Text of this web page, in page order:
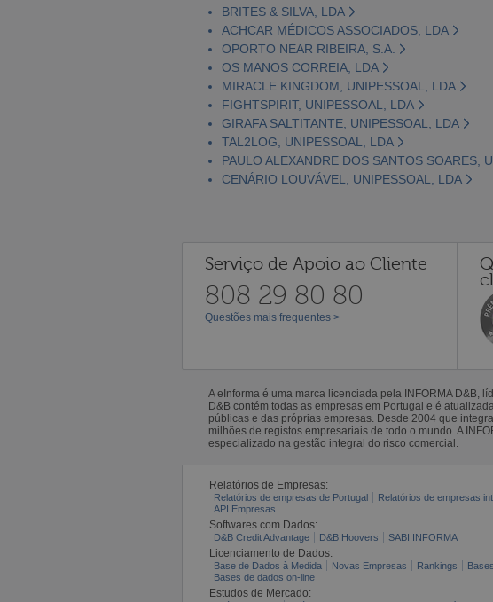
BRITES & SILVA, LDA
ACHCAR MÉDICOS ASSOCIADOS, LDA
OPORTO NEAR RIBEIRA, S.A.
OS MANOS CORREIA, LDA
MIRACLE KINGDOM, UNIPESSOAL, LDA
FIGHTSPIRIT, UNIPESSOAL, LDA
GIRAFA SALTITANTE, UNIPESSOAL, LDA
TAL2LOG, UNIPESSOAL, LDA
PAULO ALEXANDRE DOS SANTOS SOARES,
CENÁRIO LOUVÁVEL, UNIPESSOAL, LDA
Serviço de Apoio ao Cliente
808 29 80 80
Questões mais frequentes >
A eInforma é uma marca licenciada pela INFORMA D&B,
D&B contém todas as empresas em Portugal e é
públicas e das próprias empresas. Desde 2004 que
milhões de registos empresariais de todo o mundo. A
especializado na gestão integral do risco comercial.
Relatórios de Empresas:
Relatórios de empresas de Portugal Relatórios de empresas
API Empresas
Softwares com Dados:
D&B Credit Advantage D&B Hoovers SABI INFORMA
Licenciamento de Dados:
Base de Dados à Medida Novas Empresas Rankings
Bases de dados on-line
Estudos de Mercado: